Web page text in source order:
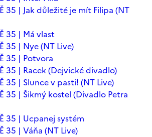
35 | Jak důležité je mít Filipa (NT
35 | Má vlast
35 | Nye (NT Live)
35 | Potvora
35 | Racek (Dejvické divadlo)
35 | Slunce v pasti! (NT Live)
35 | Šikmý kostel (Divadlo Petra
35 | Ucpanej systém
35 | Váňa (NT Live)